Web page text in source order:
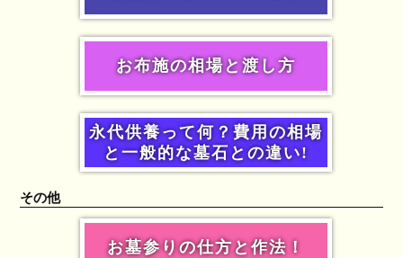
お布施の相場と渡し方
永代供養って何？費用の相場
と一般的な墓石との違い!
その他
お墓参りの仕方と作法！